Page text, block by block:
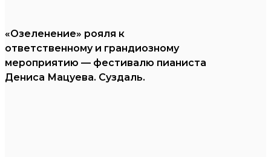
«Озеленение» рояля к
ответственному и грандиозному
мероприятию — фестивалю пианиста
Дениса Мацуева. Суздаль.